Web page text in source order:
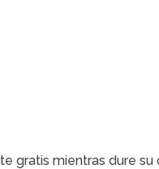
gratis mientras dure